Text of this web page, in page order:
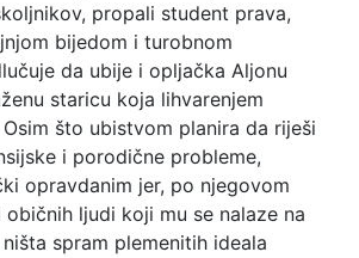
propali student prava,
bijedom i turobnom
da ubije i opljačka Aljonu
staricu koja lihvarenjem
što ubistvom planira da riješi
i porodične probleme,
opravdanim jer, po njegovom
ljudi koji mu se nalaze na
spram plemenitih ideala